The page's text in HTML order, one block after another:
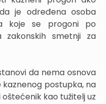
je određena osoba
koje se progoni po
zakonskih smetnji za
da nema osnova
postupka, na
kao tužitelj uz